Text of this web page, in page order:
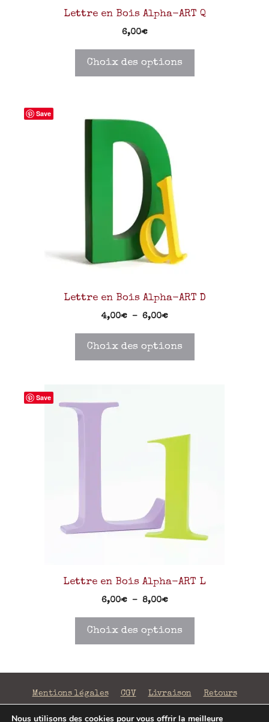
Lettre en Bois Alpha-ART Q
6,00€
Choix des options
Save
Lettre en Bois Alpha-ART D
4,00€ – 6,00€
Choix des options
Save
Lettre en Bois Alpha-ART L
6,00€ – 8,00€
Choix des options
Mentions légales CGV Livraison Retours
Nous utilisons des cookies pour vous offrir la meilleure